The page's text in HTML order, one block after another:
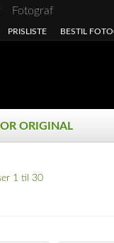
Fotograf
PRISLISTE BESTIL
ORIGINAL
1 til 30